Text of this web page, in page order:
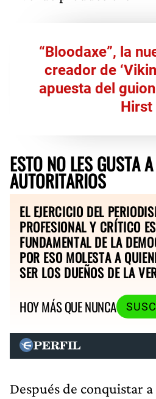
“Bloodaxe”, la
creador de
apuesta del
Hirst
ESTO NO LES GUSTA
AUTORITARIOS
EL EJERCICIO DEL
PROFESIONAL Y CRÍTICO
FUNDAMENTAL DE LA
POR ESO MOLESTA A
SER LOS DUEÑOS DE LA
HOY MÁS QUE NUNCA
Después de conquistar